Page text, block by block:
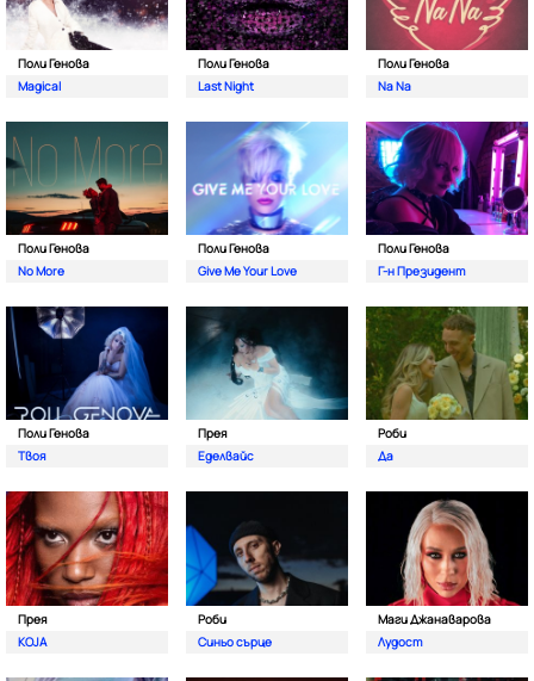
Поли Генова
Magical
Поли Генова
Last Night
Поли Генова
Na Na
Поли Генова
No More
Поли Генова
Give Me Your Love
Поли Генова
Г-н Президент
Поли Генова
Твоя
Прея
Еделвайс
Роби
Да
Прея
KOJA
Роби
Синьо сърце
Маги Джанаварова
Лудост